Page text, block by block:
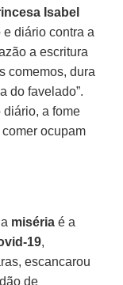
Isabel
diário contra a
a escritura
comemos, dura
do favelado”.
diário, a fome
ocupam
miséria é a
19,
escancarou
de